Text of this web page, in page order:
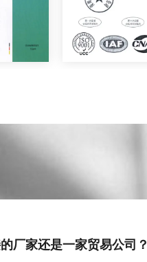
厂家还是一家贸易公司？